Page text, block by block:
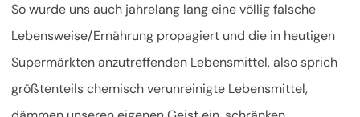
So wurde uns auch jahrelang lang eine völlig falsche
Lebensweise/Ernährung propagiert und die in heutigen
Supermärkten anzutreffenden Lebensmittel, also sprich
größtenteils chemisch verunreinigte Lebensmittel,